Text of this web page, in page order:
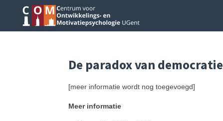
direct
De paradox van democratie
[meer informatie wordt nog toegevoegd]
Meer informatie